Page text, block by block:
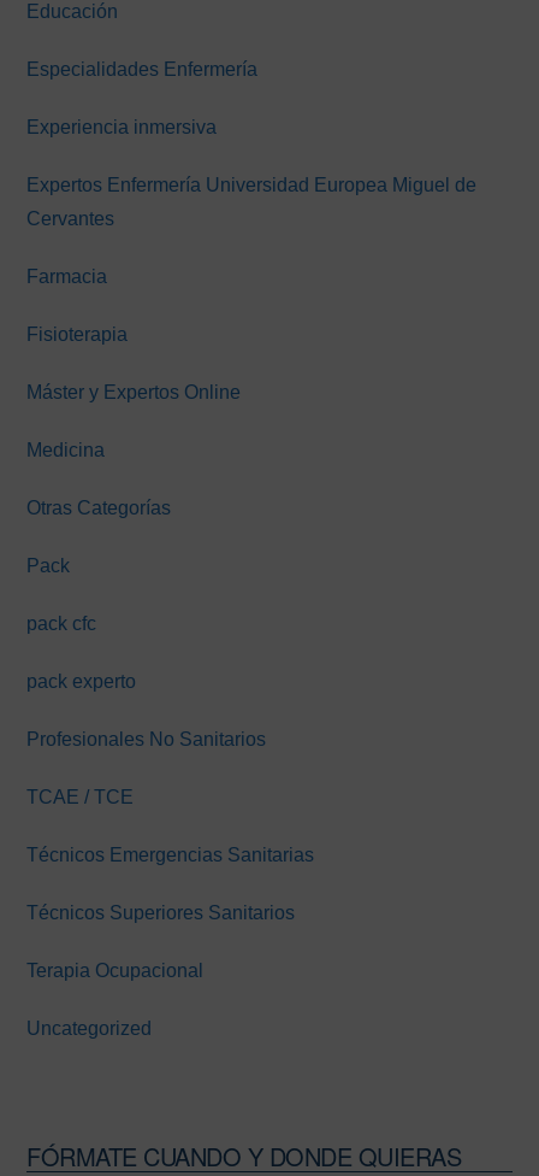
Educación
Especialidades Enfermería
Experiencia inmersiva
Expertos Enfermería Universidad Europea Miguel de
Cervantes
Farmacia
Fisioterapia
Máster y Expertos Online
Medicina
Otras Categorías
Pack
pack cfc
pack experto
Profesionales No Sanitarios
TCAE / TCE
Técnicos Emergencias Sanitarias
Técnicos Superiores Sanitarios
Terapia Ocupacional
Uncategorized
FÓRMATE CUANDO Y DONDE QUIERAS